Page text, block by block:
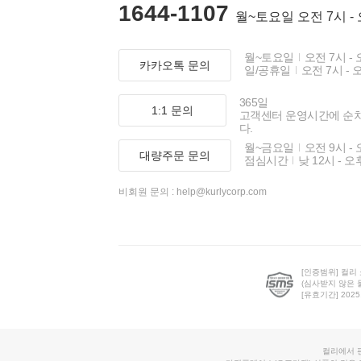
1644-1107 월~토요일 오전 7시 -
카카오톡 문의
월~토요일
오전 7시 -
일/공휴일
오전 7시 -
1:1 문의
365일
고객센터 운영시간에 순
다.
대량주문 문의
월~금요일
오전 9시 -
점심시간
낮 12시 - 오
비회원 문의 : help@kurlycorp.com
[인증범위] 컬리
(심사받지 않은
[유효기간]
컬리에서